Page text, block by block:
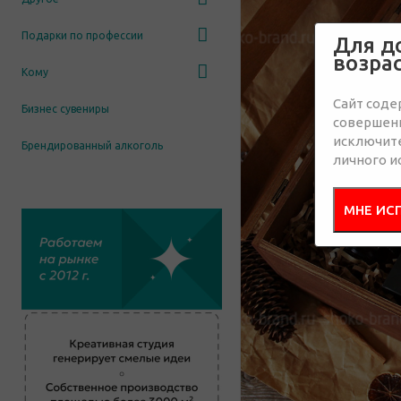
Подарки по профессии
Кому
Бизнес сувениры
Брендированный алкоголь
Для
Сайт
личного
МНЕ